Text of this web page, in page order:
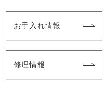
お手入れ情報
修理情報